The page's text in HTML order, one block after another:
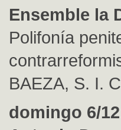
Ensemble la
Polifonía
BAEZA, S. I.
domingo 6/